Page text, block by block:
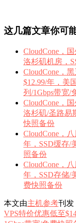
这几篇文章你可
CloudCone，
洛杉矶机房，
CloudCone，
$12.99/年，美
列/1Gbps带宽/
CloudCone，
洛杉矶/圣路易
快照备份
CloudCone，
年，SSD缓存/
照备份
CloudCone，
年，SSD存储/
费快照备份
本文由主机参考刊发
VPS特价优惠低至